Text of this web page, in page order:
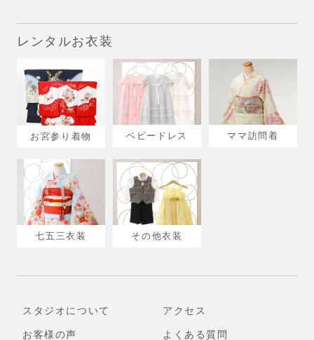
レンタルお衣装
お宮参り着物 ベビードレス ママ訪問着
七五三衣装 その他衣装
スタジオについて アクセス
お客様の声 よくある質問